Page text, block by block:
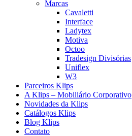
Marcas
Cavaletti
Interface
Ladytex
Motiva
Octoo
Tradesign Divisórias
Uniflex
W3
Parceiros Klips
A Klips – Mobiliário Corporativo
Novidades da Klips
Catálogos Klips
Blog Klips
Contato